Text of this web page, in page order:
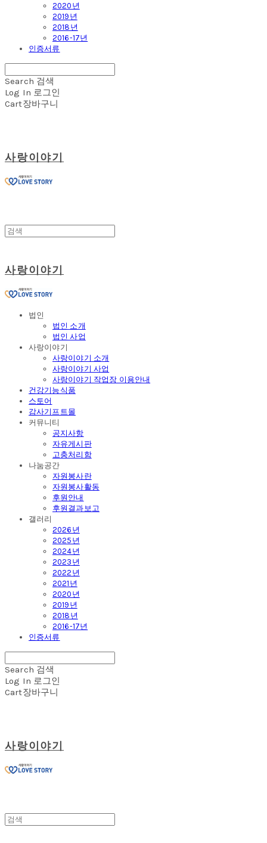
2020년
2019년
2018년
2016-17년
인증서류
Search 검색
Log In 로그인
Cart장바구니
사랑이야기
사랑이야기
법인
법인 소개
법인 사업
사랑이야기
사랑이야기 소개
사랑이야기 사업
사랑이야기 작업장 이용안내
건강기능식품
스토어
감사기프트몰
커뮤니티
공지사항
자유게시판
고충처리함
나눔공간
자원봉사란
자원봉사활동
후원안내
후원결과보고
갤러리
2026년
2025년
2024년
2023년
2022년
2021년
2020년
2019년
2018년
2016-17년
인증서류
Search 검색
Log In 로그인
Cart장바구니
사랑이야기